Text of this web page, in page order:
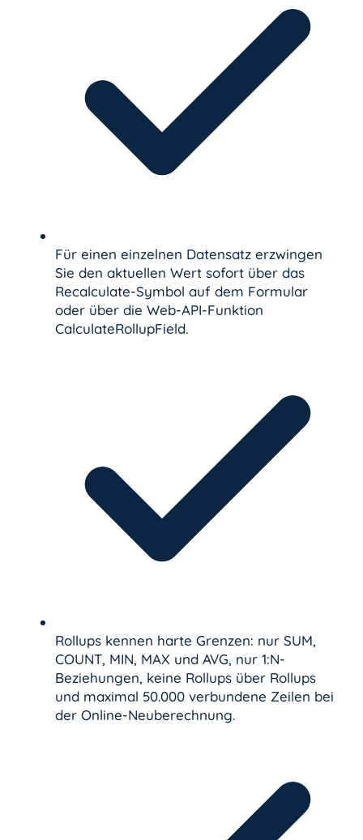
Für einen einzelnen Datensatz erzwingen
Sie den aktuellen Wert sofort über das
Recalculate-Symbol auf dem Formular
oder über die Web-API-Funktion
CalculateRollupField.
Rollups kennen harte Grenzen: nur SUM,
COUNT, MIN, MAX und AVG, nur 1:N-
Beziehungen, keine Rollups über Rollups
und maximal 50.000 verbundene Zeilen bei
der Online-Neuberechnung.